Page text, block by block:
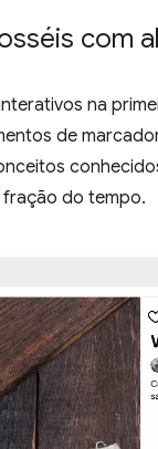
com
na
de
fração do tempo.